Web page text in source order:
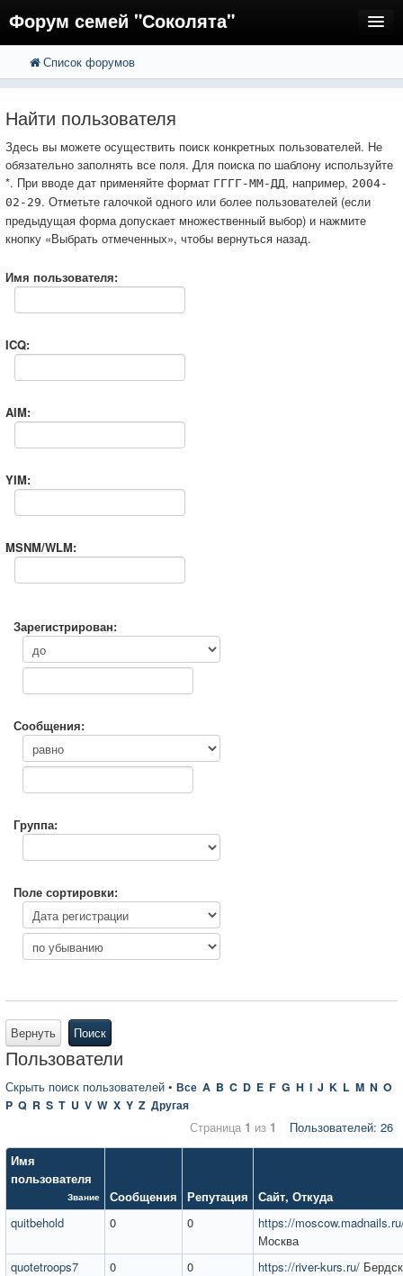
Форум семей "Соколята"
FAQ
Вход
Список форумов
Найти пользователя
Здесь вы можете осуществить поиск конкретных пользователей. Не
обязательно заполнять все поля. Для поиска по шаблону используйте
*. При вводе дат применяйте формат ГГГГ-ММ-ДД, например, 2004-
02-29. Отметьте галочкой одного или более пользователей (если
предыдущая форма допускает множественный выбор) и нажмите
кнопку «Выбрать отмеченных», чтобы вернуться назад.
Имя пользователя:
ICQ:
AIM:
YIM:
MSNM/WLM:
Зарегистрирован:
Сообщения:
Группа:
Поле сортировки:
Вернуть Поиск
Пользователи
Скрыть поиск пользователей • Все A B C D E F G H I J K L M N O
P Q R S T U V W X Y Z Другая
Пользователей: 26
Страница 1 из 1
Имя
пользователя
Звание Сообщения Репутация Сайт, Откуда
quitbehold
0 0
https://
Москва
quotetroops7
0 0 https://river-kurs.ru/ Бердск